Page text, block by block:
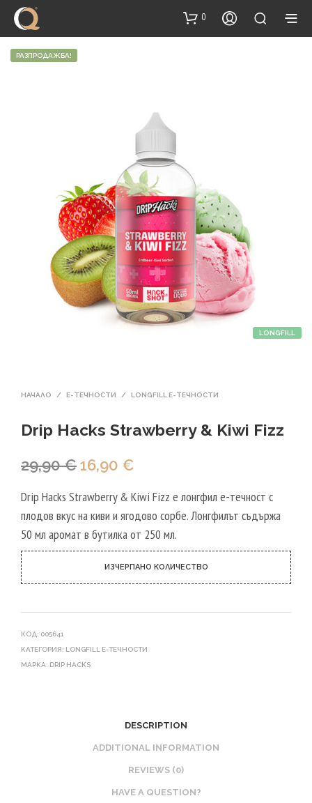
content
0
LONGFILL
РАЗПРОДАЖБА!
НАЧАЛО / Е-ТЕЧНОСТИ / LONGFILL E-ТЕЧНОСТИ
Drip Hacks Strawberry & Kiwi Fizz
29,90€Original
was:
29,90 €.
16,90 €
е:
16,90 €.
Drip Hacks Strawberry & Kiwi Fizz е лонгфил е-течност с
плодов вкус на киви и ягодово сорбе. Лонгфилът съдържа
50 мл аромат в бутилка от 250 мл.
ИЗЧЕРПАНО КОЛИЧЕСТВО
КОД: 005641
КАТЕГОРИЯ: LONGFILL E-ТЕЧНОСТИ
МАРКА: DRIP HACKS
DESCRIPTION
ADDITIONAL INFORMATION
REVIEWS (0)
HAVE A QUESTION?